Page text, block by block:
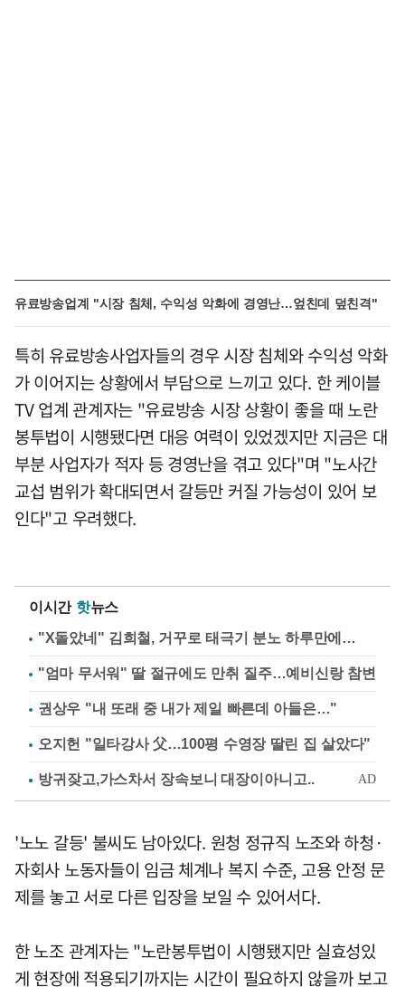
유료방송업계 "시장 침체, 수익성 악화에 경영난…엎친데 덮친격"
특히 유료방송사업자들의 경우 시장 침체와 수익성 악화
가 이어지는 상황에서 부담으로 느끼고 있다. 한 케이블
TV 업계 관계자는 "유료방송 시장 상황이 좋을 때 노란
봉투법이 시행됐다면 대응 여력이 있었겠지만 지금은 대
부분 사업자가 적자 등 경영난을 겪고 있다"며 "노사간
교섭 범위가 확대되면서 갈등만 커질 가능성이 있어 보
인다"고 우려했다.
이시간 핫뉴스
"X돌았네" 김희철, 거꾸로 태극기 분노 하루만에…
"엄마 무서워" 딸 절규에도 만취 질주…예비신랑 참변
권상우 "내 또래 중 내가 제일 빠른데 아들은…"
오지헌 "일타강사 父…100평 수영장 딸린 집 살았다"
'노노 갈등' 불씨도 남아있다. 원청 정규직 노조와 하청·
자회사 노동자들이 임금 체계나 복지 수준, 고용 안정 문
제를 놓고 서로 다른 입장을 보일 수 있어서다.
한 노조 관계자는 "노란봉투법이 시행됐지만 실효성있
게 현장에 적용되기까지는 시간이 필요하지 않을까 보고